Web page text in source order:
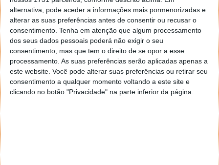
alternativa, pode aceder a informações mais pormenorizadas e
alterar as suas preferências antes de consentir ou recusar o
consentimento. Tenha em atenção que algum processamento
dos seus dados pessoais poderá não exigir o seu
consentimento, mas que tem o direito de se opor a esse
processamento. As suas preferências serão aplicadas apenas a
este website. Você pode alterar suas preferências ou retirar seu
consentimento a qualquer momento voltando a este site e
clicando no botão "Privacidade" na parte inferior da página.
Com apenas43 g e 11 mm de espessura, é 13,4%
mais leve e 6,3% mais fino do que o Watch X2
garantindo uma utilização confortável durante todo
o dia.
O OPPO Watch X3 está disponível em dois
acabamentos distintos: